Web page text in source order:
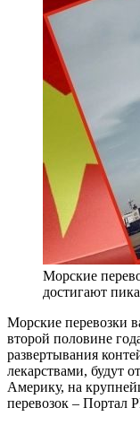
Морские
достигают пика
Морские перевозки
второй половине
развертывания
лекарствами, будут
Америку, на
перевозок – Портал